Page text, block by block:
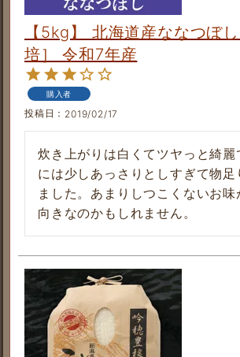
【5kg】 北海道産ななつぼ
培］ 令和7年産
購入者
投稿日 2019/02/17
炊き上がりは白くてツヤっと綺麗
には少しあっさりとしすぎて物足
ました。あまりしつこくないお
向きなのかもしれません。